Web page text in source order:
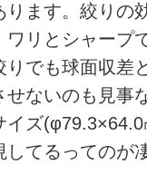
ります。絞りの
ワリとシャープ
りでも球面収差
せないのも見事
イズ
てるってのが